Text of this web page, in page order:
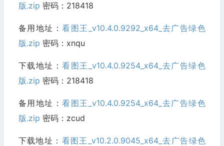
版.zip 密码：218418
备用地址：看图王_v10.4.0.9292_x64_去广告绿色
版.zip 密码：xnqu
下载地址：看图王_v10.4.0.9254_x64_去广告绿色
版.zip 密码：218418
备用地址：看图王_v10.4.0.9254_x64_去广告绿色
版.zip 密码：zcud
下载地址： 看图王_v10.2.0.9045_x64_去广告绿色